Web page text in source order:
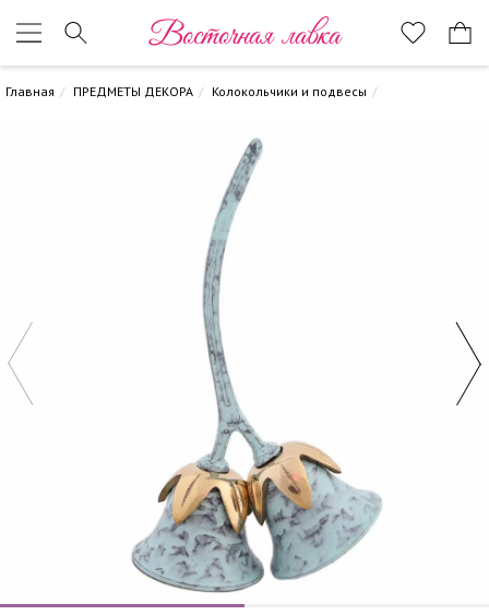
Восточная лавка
Главная ПРЕДМЕТЫ ДЕКОРА Колокольчики и подвесы